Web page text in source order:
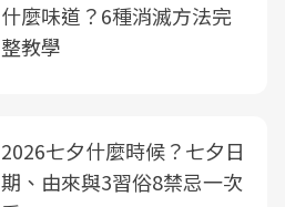
什麼味道？6種消滅方法完
整教學
2026七夕什麼時候？七夕日
期、由來與3習俗8禁忌一次